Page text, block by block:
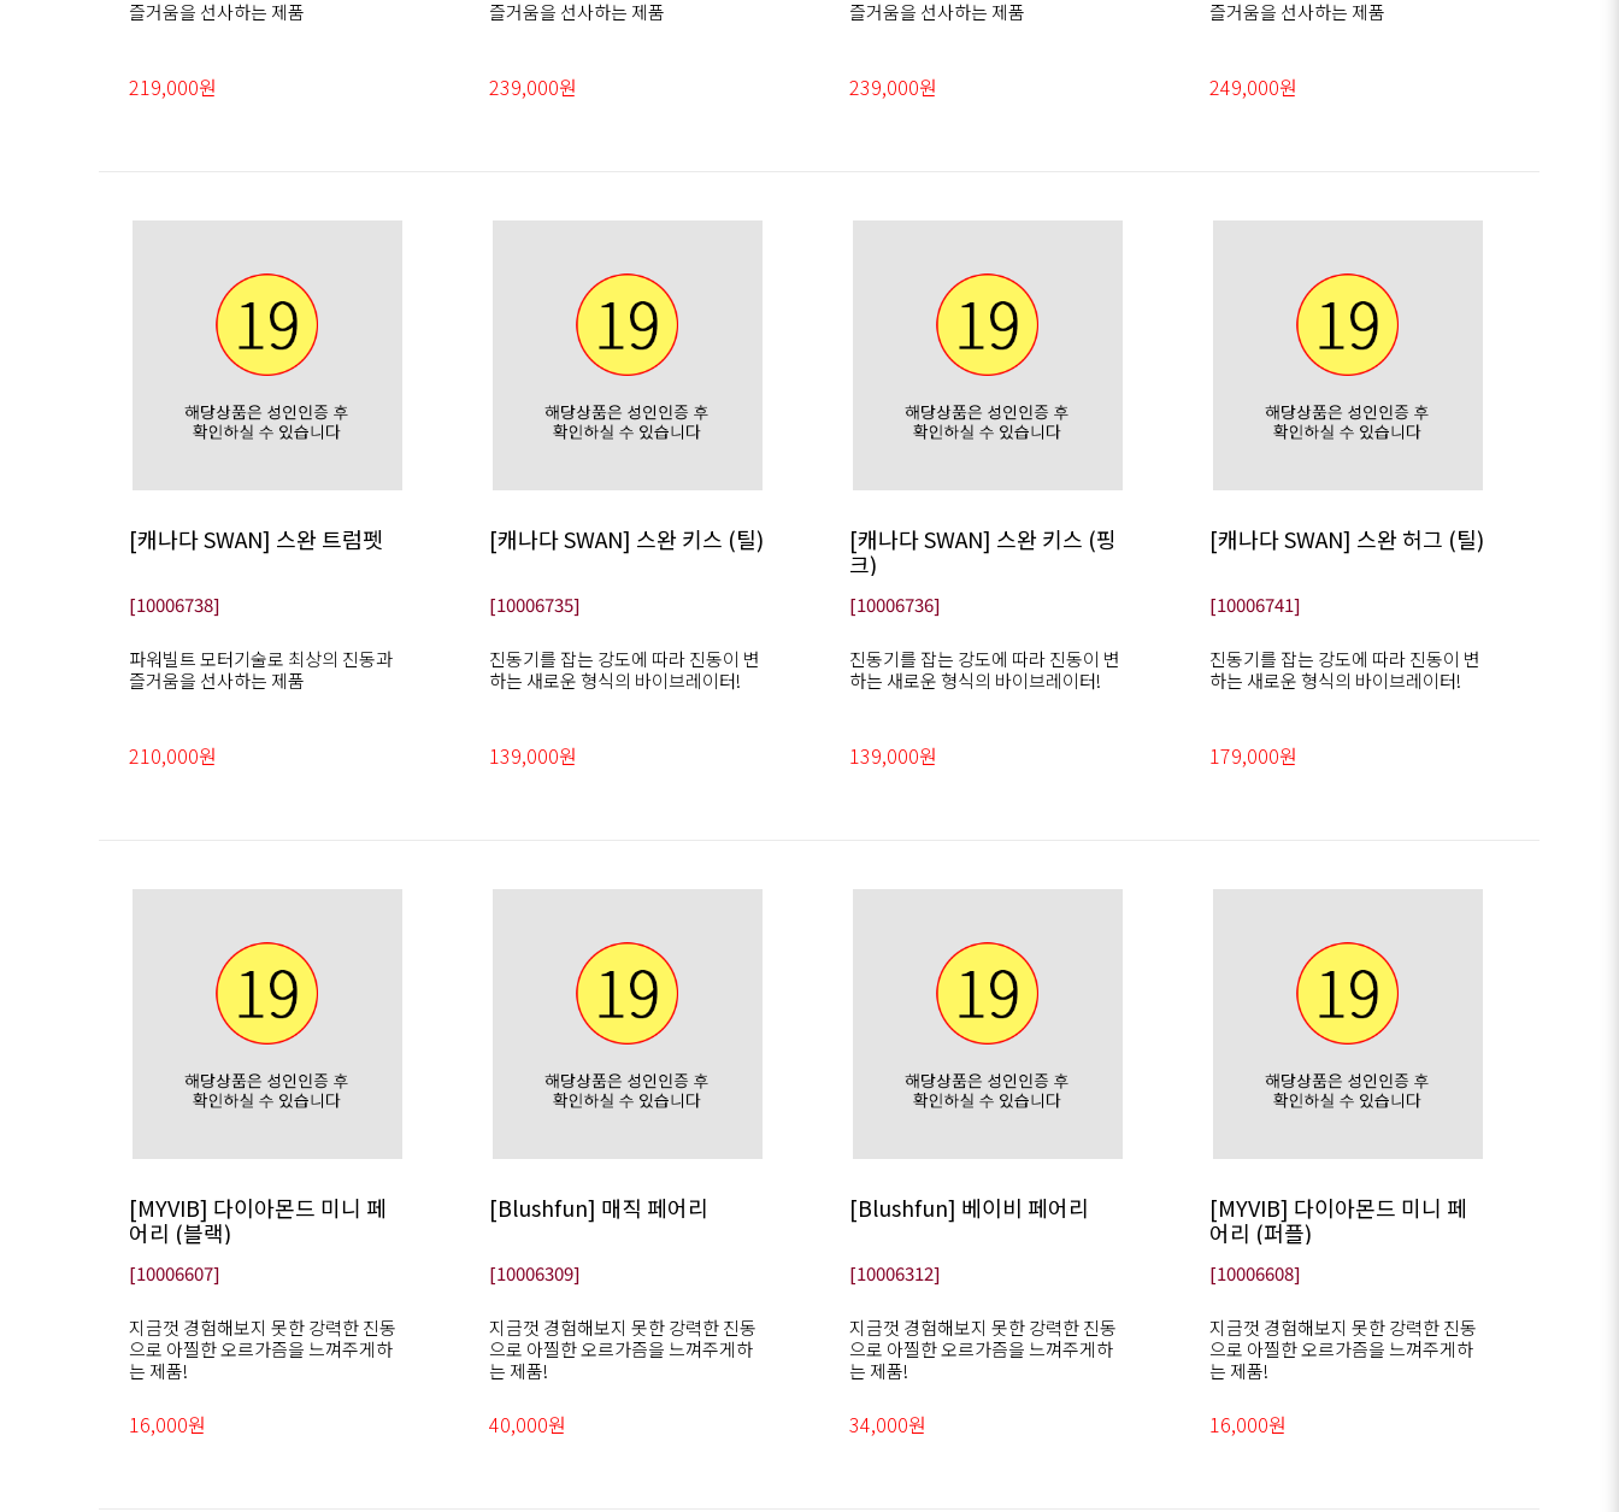
즐거움을 선사하는 제품
219,000원
즐거움을 선사하는 제품
239,000원
즐거움을 선사하는 제품
239,000원
즐거움을 선사하는 제품
249,000원
[캐나다 SWAN] 스완 트럼펫
[10006738]
파워빌트 모터기술로 최상의 진동과
즐거움을 선사하는 제품
210,000원
[캐나다 SWAN] 스완 키스 (틸)
[10006735]
진동기를 잡는 강도에 따라 진동이 변
하는 새로운 형식의 바이브레이터!
139,000원
[캐나다 SWAN] 스완 키스 (핑
크)
[10006736]
진동기를 잡는 강도에 따라 진동이 변
하는 새로운 형식의 바이브레이터!
139,000원
[캐나다 SWAN] 스완 허그 (틸)
[10006741]
진동기를 잡는 강도에 따라 진동이 변
하는 새로운 형식의 바이브레이터!
179,000원
[MYVIB] 다이아몬드 미니 페
어리 (블랙)
[10006607]
지금껏 경험해보지 못한 강력한 진동
으로 아찔한 오르가즘을 느껴주게하
는 제품!
16,000원
[Blushfun] 매직 페어리
[10006309]
지금껏 경험해보지 못한 강력한 진동
으로 아찔한 오르가즘을 느껴주게하
는 제품!
40,000원
[Blushfun] 베이비 페어리
[10006312]
지금껏 경험해보지 못한 강력한 진동
으로 아찔한 오르가즘을 느껴주게하
는 제품!
34,000원
[MYVIB] 다이아몬드 미니 페
어리 (퍼플)
[10006608]
지금껏 경험해보지 못한 강력한 진동
으로 아찔한 오르가즘을 느껴주게하
는 제품!
16,000원